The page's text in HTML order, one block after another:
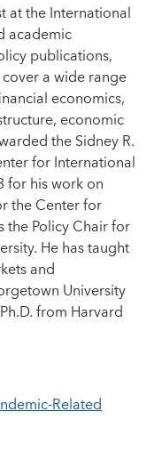
at the International
academic
publications,
a wide range
economics,
economic
the Sidney R.
for International
for his work on
the Center for
the Policy Chair for
He has taught
and
University
from Harvard
Related